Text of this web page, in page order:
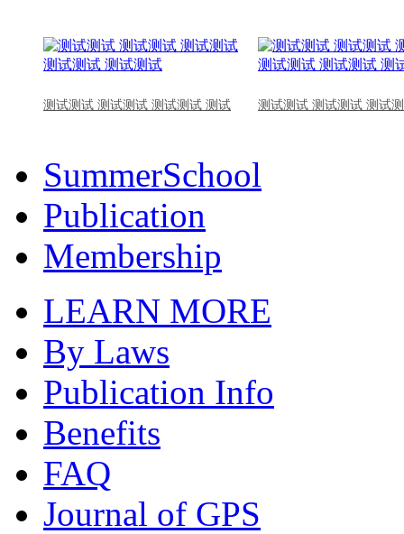
测试测试 测试测试 测试测试 测试 测试测试 测试测试 测试
SummerSchool
Publication
Membership
LEARN MORE
By Laws
Publication Info
Benefits
FAQ
Journal of GPS